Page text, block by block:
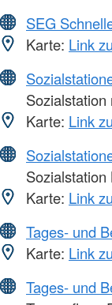
SEG
Karte: Link
Sozialstation
Karte: Link
Sozialstation
Karte: Link
Tages- und
Karte: Link
Tages- und